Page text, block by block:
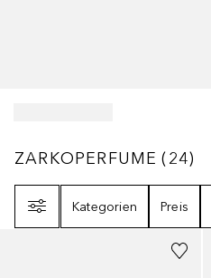
ZARKOPERFUME24
ZARKOPERFUME (24)
Kategorien
Preis